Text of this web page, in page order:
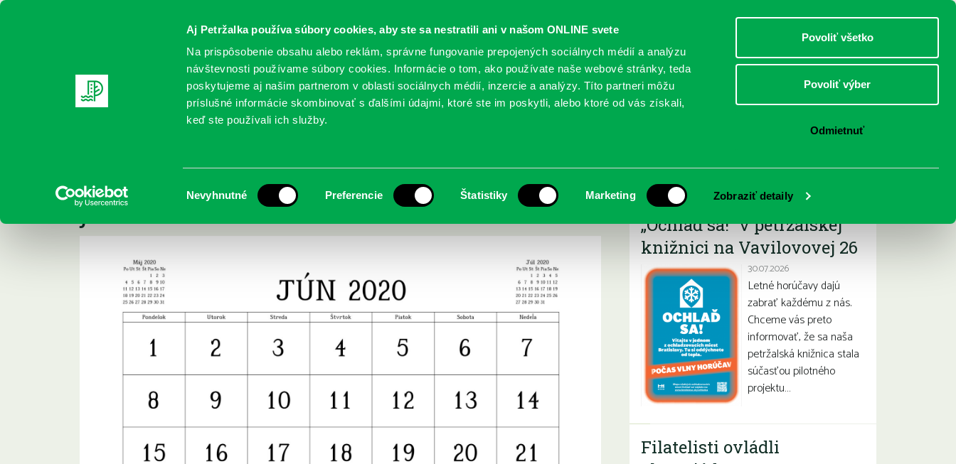
Aj Petržalka používa súbory cookies, aby ste sa nestratili ani v našom ONLINE svete
Na prispôsobenie obsahu alebo reklám, správne fungovanie prepojených sociálnych médií a analýzu
návštevnosti používame súbory cookies. Informácie o tom, ako používate naše webové stránky, teda
poskytujeme aj našim partnerom v oblasti sociálnych médií, inzercie a analýzy. Títo partneri môžu
príslušné informácie skombinovať s ďalšími údajmi, ktoré ste im poskytli, alebo ktoré od vás získali,
keď ste používali ich služby.
súhlasu
Nevyhnutné Preferencie Štatistiky Marketing Zobraziť detaily
Povoliť všetko
Povoliť výber
Odmietnuť
DOSPELÍ
REGISTRUJTE SA ONLINE KATALÓGY SLUŽBY PODUJATIA POBOČKY O KNIŽNICI
Automatické predĺženie kníh končí 30.
júna 2020
Najnovšie
„Ochlaď sa!“ v petržalskej
knižnici na Vavilovovej 26
30.07.2026
Letné horúčavy dajú
zabrať každému z nás.
Chceme vás preto
informovať, že sa naša
petržalská knižnica stala
súčasťou pilotného
projektu…
Filatelisti ovládli